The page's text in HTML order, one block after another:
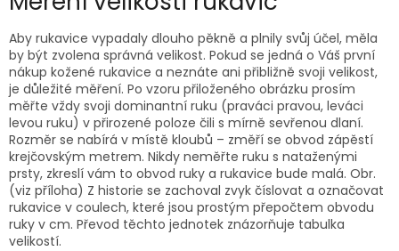
Aby rukavice vypadaly dlouho pěkně a plnily svůj účel, měla
by být zvolena správná velikost. Pokud se jedná o Váš první
nákup kožené rukavice a neznáte ani přibližně svoji velikost,
je důležité měření. Po vzoru přiloženého obrázku prosím
měřte vždy svoji dominantní ruku (praváci pravou, leváci
levou ruku) v přirozené poloze čili s mírně sevřenou dlaní.
Rozměr se nabírá v místě kloubů – změří se obvod zápěstí
krejčovským metrem. Nikdy neměřte ruku s nataženými
prsty, zkreslí vám to obvod ruky a rukavice bude malá. Obr.
(viz příloha) Z historie se zachoval zvyk číslovat a označovat
rukavice v coulech, které jsou prostým přepočtem obvodu
ruky v cm. Převod těchto jednotek znázorňuje tabulka
velikostí.